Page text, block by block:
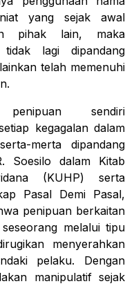
yang sejak awal
pihak lain, maka
lagi dipandang
telah memenuhi
penipuan sendiri
kegagalan dalam
merta dipandang
Soesilo dalam Kitab
(KUHP) serta
Pasal Demi Pasal,
penipuan berkaitan
melalui tipu
menyerahkan
pelaku. Dengan
manipulatif sejak